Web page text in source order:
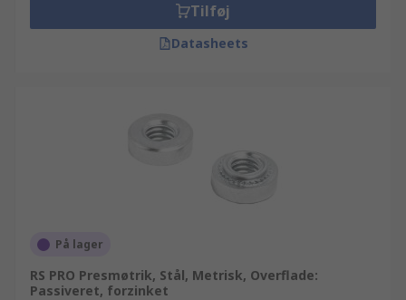
Tilføj
Datasheets
På lager
RS PRO Presmøtrik, Stål, Metrisk, Overflade:
Passiveret, forzinket